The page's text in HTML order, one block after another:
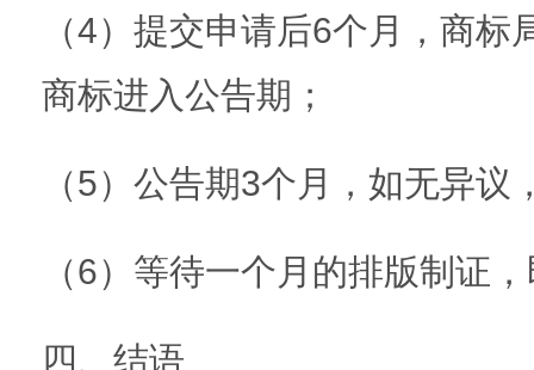
（4）提交申请后6个月，商
商标进入公告期；
（5）公告期3个月，如无异
（6）等待一个月的排版制证
四、结语